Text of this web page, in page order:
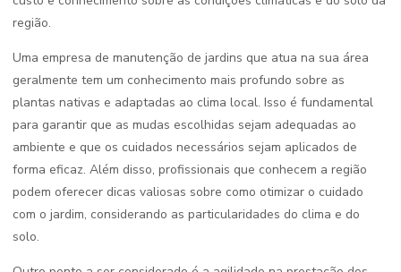
região.
Uma empresa de manutenção de jardins que atua na sua área
geralmente tem um conhecimento mais profundo sobre as
plantas nativas e adaptadas ao clima local. Isso é fundamental
para garantir que as mudas escolhidas sejam adequadas ao
ambiente e que os cuidados necessários sejam aplicados de
forma eficaz. Além disso, profissionais que conhecem a região
podem oferecer dicas valiosas sobre como otimizar o cuidado
com o jardim, considerando as particularidades do clima e do
solo.